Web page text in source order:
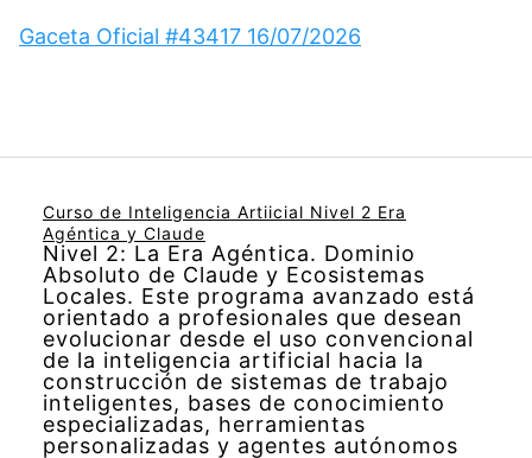
Gaceta Oficial #43417 16/07/2026
Curso de Inteligencia Artiicial Nivel 2 Era
Agéntica y Claude
Nivel 2: La Era Agéntica. Dominio
Absoluto de Claude y Ecosistemas
Locales. Este programa avanzado está
orientado a profesionales que desean
evolucionar desde el uso convencional
de la inteligencia artificial hacia la
construcción de sistemas de trabajo
inteligentes, bases de conocimiento
especializadas, herramientas
personalizadas y agentes autónomos